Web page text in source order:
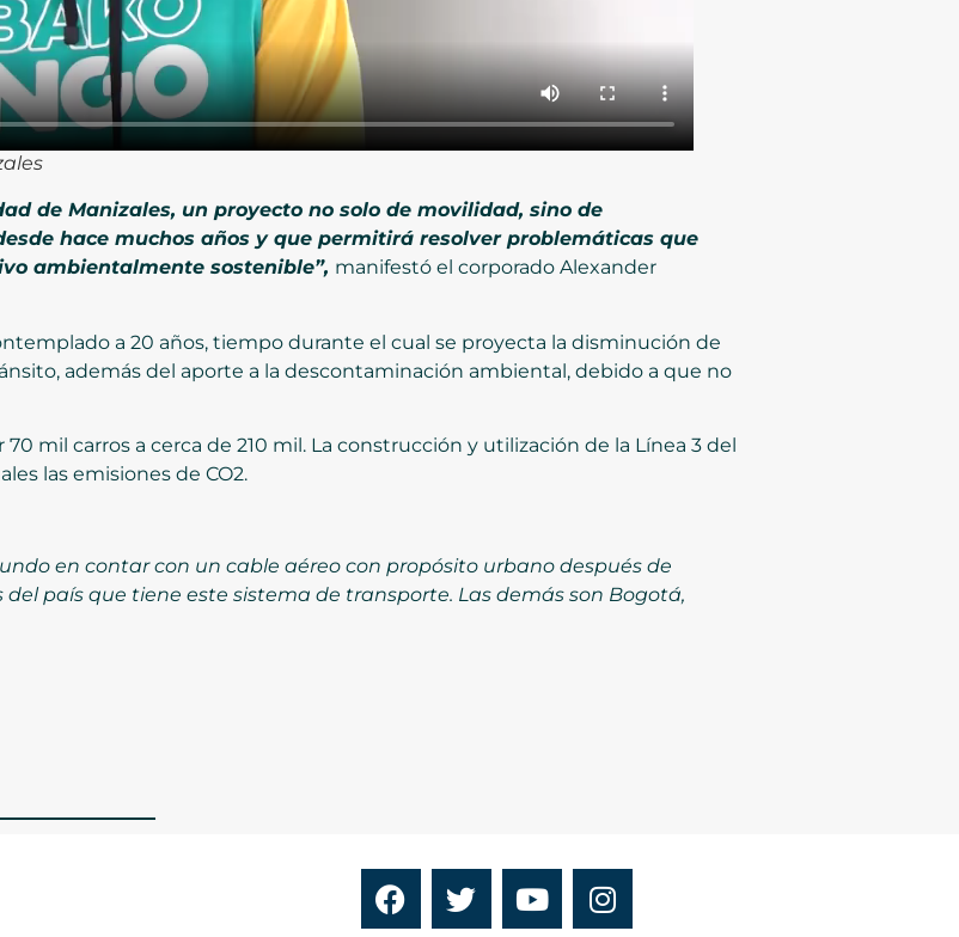
de Manizales, un proyecto no solo de movilidad, sino de
hace muchos años y que permitirá resolver problemáticas que
ambientalmente sostenible”, manifestó el corporado Alexander
a 20 años, tiempo durante el cual se proyecta la disminución de
además del aporte a la descontaminación ambiental, debido a que no
mil carros a cerca de 210 mil. La construcción y utilización de la Línea 3 del
las emisiones de CO2.
en contar con un cable aéreo con propósito urbano después de
del país que tiene este sistema de transporte. Las demás son Bogotá,